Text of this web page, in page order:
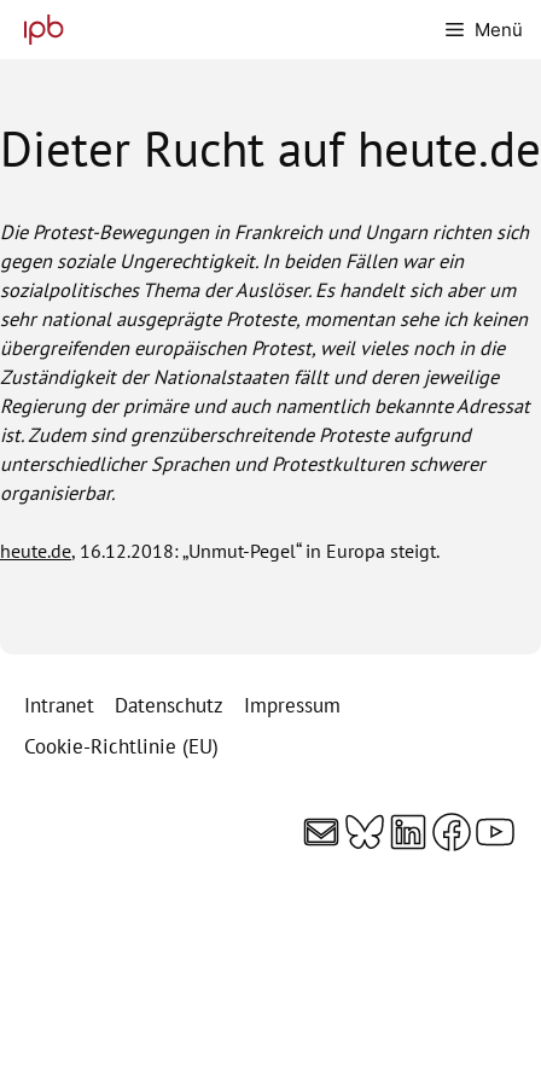
Inhalt
Menü
Dieter Rucht auf heute.de
Die Protest-Bewegungen in Frankreich und Ungarn richten sich
gegen soziale Ungerechtigkeit. In beiden Fällen war ein
sozialpolitisches Thema der Auslöser. Es handelt sich aber um
sehr national ausgeprägte Proteste, momentan sehe ich keinen
übergreifenden europäischen Protest, weil vieles noch in die
Zuständigkeit der Nationalstaaten fällt und deren jeweilige
Regierung der primäre und auch namentlich bekannte Adressat
ist. Zudem sind grenzüberschreitende Proteste aufgrund
unterschiedlicher Sprachen und Protestkulturen schwerer
organisierbar.
heute.de, 16.12.2018: „Unmut-Pegel“ in Europa steigt.
Intranet Datenschutz
Impressum
Cookie-Richtlinie (EU)
E-MailBluesky